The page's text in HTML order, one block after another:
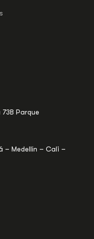
Parque
– Medellín – Cali –